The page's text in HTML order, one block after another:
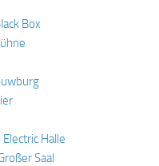
Box
Halle
Saal